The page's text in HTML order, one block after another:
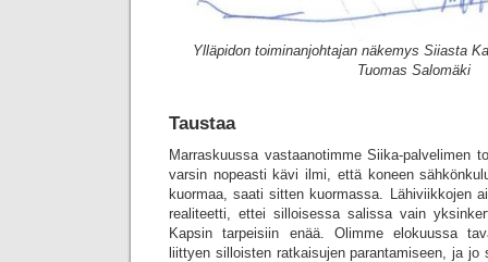
Ylläpidon toiminanjohtajan näkemys Siiasta
Tuomas Salomäki
Taustaa
Marraskuussa vastaanotimme Siika-palvelimen
varsin nopeasti kävi ilmi, että koneen
kuormaa, saati sitten kuormassa. Lähiviikkojen
realiteetti, ettei silloisessa salissa vain
Kapsin tarpeisiin enää. Olimme elokuussa
liittyen silloisten ratkaisujen parantamiseen, ja